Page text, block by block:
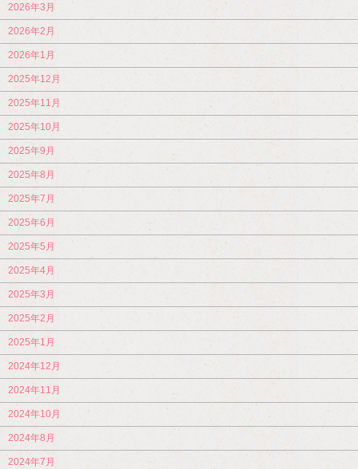
2026年3月
2026年2月
2026年1月
2025年12月
2025年11月
2025年10月
2025年9月
2025年8月
2025年7月
2025年6月
2025年5月
2025年4月
2025年3月
2025年2月
2025年1月
2024年12月
2024年11月
2024年10月
2024年8月
2024年7月